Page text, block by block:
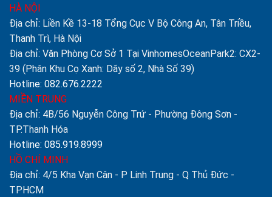
HÀ NỘI
Địa chỉ: Liền Kề 13-18 Tổng Cục V Bộ Công An, Tân Triều,
Thanh Trì, Hà Nội
Địa chỉ: Văn Phòng Cơ Sở 1 Tại VinhomesOceanPark2: CX2-
39 (Phân Khu Cọ Xanh: Dãy số 2, Nhà Số 39)
Hotline: 082.676.2222
MIỀN TRUNG
Địa chỉ: 4B/56 Nguyễn Công Trứ - Phường Đông Sơn -
TP.Thanh Hóa
Hotline: 085.919.8999
HỒ CHÍ MINH
Địa chỉ: 4/5 Kha Vạn Cân - P Linh Trung - Q Thủ Đức -
TPHCM